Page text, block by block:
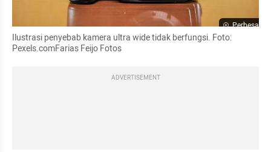
Perbesar
Ilustrasi penyebab kamera ultra wide tidak berfungsi. Foto:
Pexels.comFarias Feijo Fotos
ADVERTISEMENT